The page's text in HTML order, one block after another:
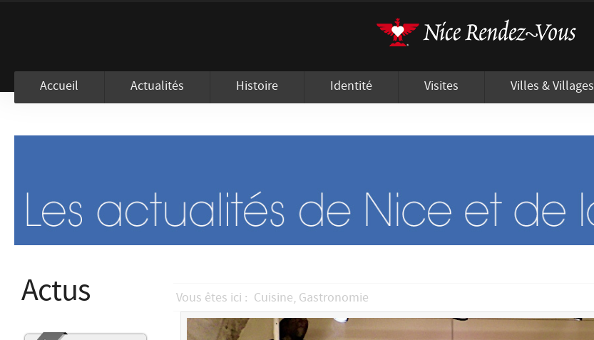
Accueil Actualités Histoire Identité Visites Villes & Villages
Actus Vous êtes ici : Cuisine, Gastronomie